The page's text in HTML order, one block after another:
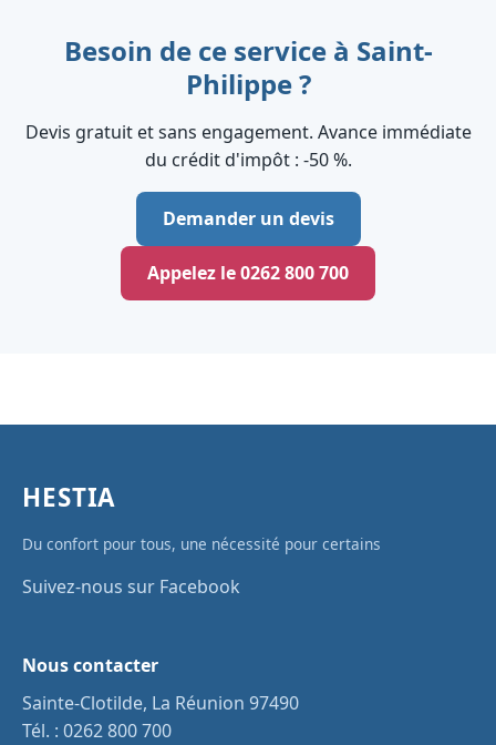
Besoin de ce service à Saint-
Philippe ?
Devis gratuit et sans engagement. Avance immédiate
du crédit d'impôt : ‑50 %.
Demander un devis
Appelez le 0262 800 700
HESTIA
Du confort pour tous, une nécessité pour certains
Suivez-nous sur Facebook
Nous contacter
Sainte-Clotilde, La Réunion 97490
Tél. : 0262 800 700